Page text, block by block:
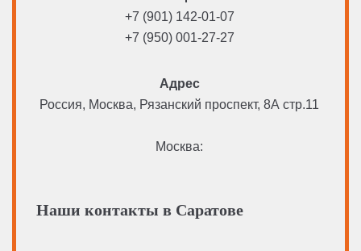
+7 (901) 142-01-07
+7 (950) 001-27-27
Адрес
Россия, Москва, Рязанский проспект, 8А стр.11
Москва:
Наши контакты в Саратове